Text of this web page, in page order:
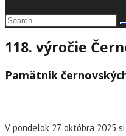
118. výročie
Pamätník
V pondelok 27. októbra 2025